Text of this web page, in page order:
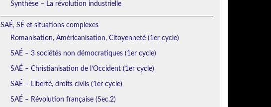
Synthèse – La révolution industrielle
SAÉ, SÉ et situations complexes
Romanisation, Américanisation, Citoyenneté (1er cycle)
SAÉ – 3 sociétés non démocratiques (1er cycle)
SAÉ – Christianisation de l’Occident (1er cycle)
SAÉ – Liberté, droits civils (1er cycle)
SAÉ – Révolution française (Sec.2)